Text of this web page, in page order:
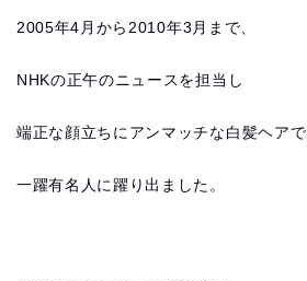
2005年4月から2010年3月まで、
NHKの正午のニュースを担当し
端正な顔立ちにアンマッチな白髪ヘアで
一躍有名人に躍り出ました。